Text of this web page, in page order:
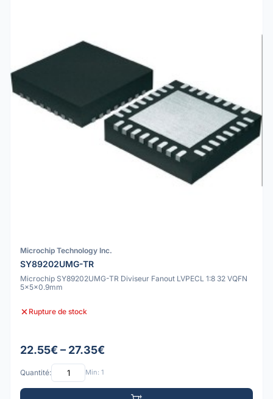
Microchip Technology Inc.
SY89202UMG-TR
Microchip SY89202UMG-TR Diviseur Fanout LVPECL 1:8 32 VQFN
5x5x0.9mm
Rupture de stock
22.55€ – 27.35€
Quantité: Min: 1